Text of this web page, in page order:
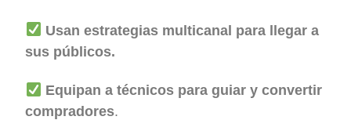
Usan estrategias multicanal para llegar a
sus públicos.
Equipan a técnicos para guiar y convertir
compradores.